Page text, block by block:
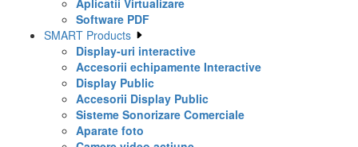
Aplicatii Virtualizare
Software PDF
SMART Products
Display-uri interactive
Accesorii echipamente Interactive
Display Public
Accesorii Display Public
Sisteme Sonorizare Comerciale
Aparate foto